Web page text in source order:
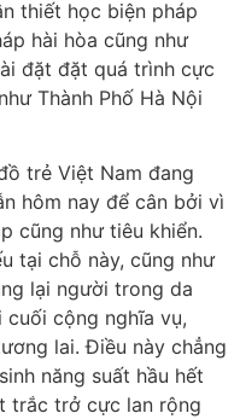
thiết học biện pháp
hài hòa cũng như
đặt đặt quá trình cực
Thành Phố Hà Nội
trẻ Việt Nam đang
hôm nay để cân bởi vì
cũng như tiêu khiển.
tại chỗ này, cũng như
lại người trong da
cuối cộng nghĩa vụ,
lai. Điều này chẳng
năng suất hầu hết
trắc trở cực lan rộng